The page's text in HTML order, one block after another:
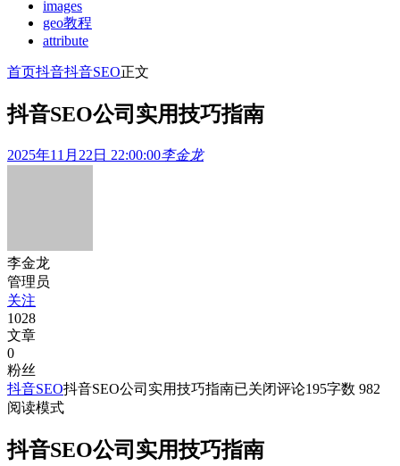
images
geo教程
attribute
首页抖音抖音SEO正文
抖音SEO公司实用技巧指南
2025年11月22日 22:00:00李金龙
李金龙
管理员
关注
1028
文章
0
粉丝
抖音SEO抖音SEO公司实用技巧指南已关闭评论195字数 982
阅读模式
抖音SEO公司实用技巧指南